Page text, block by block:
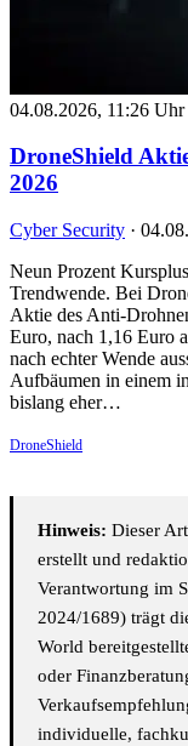
04.08.2026, 11:26 Uhr
DroneShield
2026
Cyber Security ·
Neun Prozent
Trendwende. Bei
Aktie des Anti-
Euro, nach 1,16 Euro
nach echter Wende
Aufbäumen in einem
bislang eher…
DroneShield
Hinweis: Dieser
erstellt und
Verantwortung im
2024/1689) trägt
World
oder
individuelle,